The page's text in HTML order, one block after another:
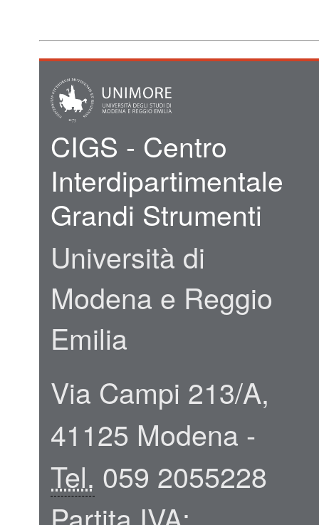
CIGS - Centro
Interdipartimentale
Grandi Strumenti
Università di
Modena e Reggio
Emilia
Via Campi 213/A,
41125 Modena -
Tel. 059 2055228